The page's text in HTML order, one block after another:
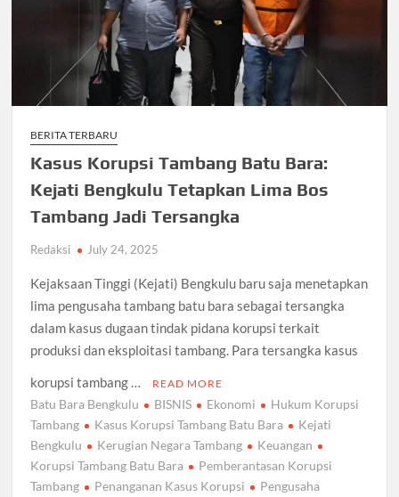
BERITA TERBARU
Kasus Korupsi Tambang Batu Bara:
Kejati Bengkulu Tetapkan Lima Bos
Tambang Jadi Tersangka
Redaksi July 24, 2025
Kejaksaan Tinggi (Kejati) Bengkulu baru saja menetapkan
lima pengusaha tambang batu bara sebagai tersangka
dalam kasus dugaan tindak pidana korupsi terkait
produksi dan eksploitasi tambang. Para tersangka kasus
korupsi tambang …
READ MORE
Batu Bara Bengkulu BISNIS Ekonomi
Hukum Korupsi
Tambang
Kasus Korupsi Tambang Batu Bara
Kejati
Bengkulu
Kerugian Negara Tambang
Keuangan
Korupsi Tambang Batu Bara
Pemberantasan Korupsi
Tambang
Penanganan Kasus Korupsi
Pengusaha